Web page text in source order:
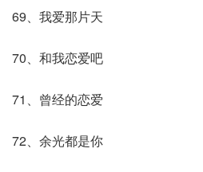
69、我爱那片天
70、和我恋爱吧
71、曾经的恋爱
72、余光都是你